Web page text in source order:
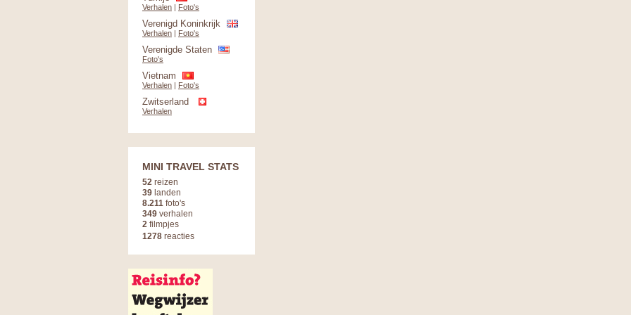
Verhalen | Foto's
Verenigd Koninkrijk
Verhalen | Foto's
Verenigde Staten
Foto's
Vietnam
Verhalen | Foto's
Zwitserland
Verhalen
MINI TRAVEL STATS
52 reizen
39 landen
8.211 foto's
349 verhalen
2 filmpjes
1278 reacties